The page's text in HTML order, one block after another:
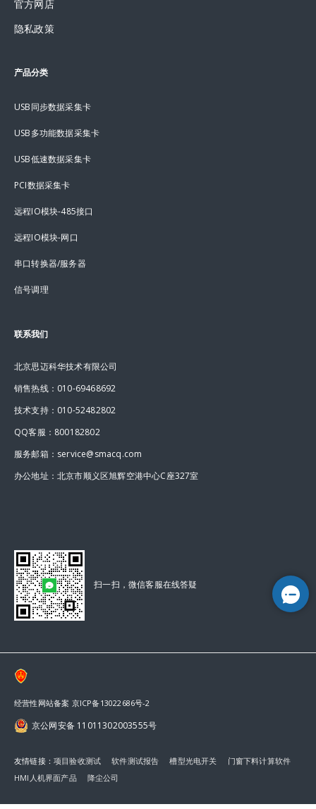
官方网店
隐私政策
产品分类
USB同步数据采集卡
USB多功能数据采集卡
USB低速数据采集卡
PCI数据采集卡
远程IO模块-485接口
远程IO模块-网口
串口转换器/服务器
信号调理
联系我们
北京思迈科华技术有限公司
销售热线：010-69468692
技术支持：010-52482802
QQ客服：800182802
服务邮箱：service@smacq.com
办公地址：北京市顺义区旭辉空港中心C座327室
扫一扫，微信客服在线答疑
经营性网站备案 京ICP备13022686号-2
京公网安备 11011302003555号
友情链接： 项目验收测试 软件测试报告 槽型光电开关
门窗下料计算软件
HMI人机界面产品
降尘公司